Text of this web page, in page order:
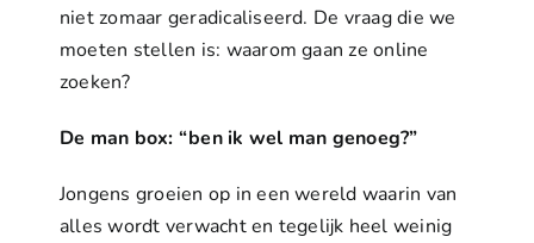
niet zomaar geradicaliseerd. De vraag die we
moeten stellen is: waarom gaan ze online
zoeken?
De man box: “ben ik wel man genoeg?”
Jongens groeien op in een wereld waarin van
alles wordt verwacht en tegelijk heel weinig